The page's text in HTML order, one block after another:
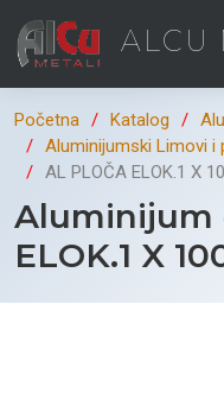
ALCU
Početna Katalog
Aluminijumski Limovi i
AL PLOČA ELOK.1 X
Aluminijum
ELOK.1 X